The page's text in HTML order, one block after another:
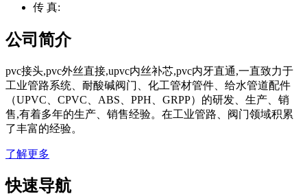
传 真:
公司简介
pvc接头,pvc外丝直接,upvc内丝补芯,pvc内牙直通,一直致力于
工业管路系统、耐酸碱阀门、化工管材管件、给水管道配件
（UPVC、CPVC、ABS、PPH、GRPP）的研发、生产、销
售,有着多年的生产、销售经验。在工业管路、阀门领域积累
了丰富的经验。
了解更多
快速导航